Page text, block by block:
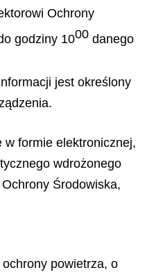
Ochrony
godziny 1000 danego
jest określony
formie elektronicznej,
wdrożonego
Środowiska,
powietrza, o